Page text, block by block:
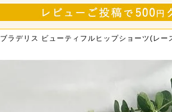
ブラデリス ビューティフルヒップショーツ(レ